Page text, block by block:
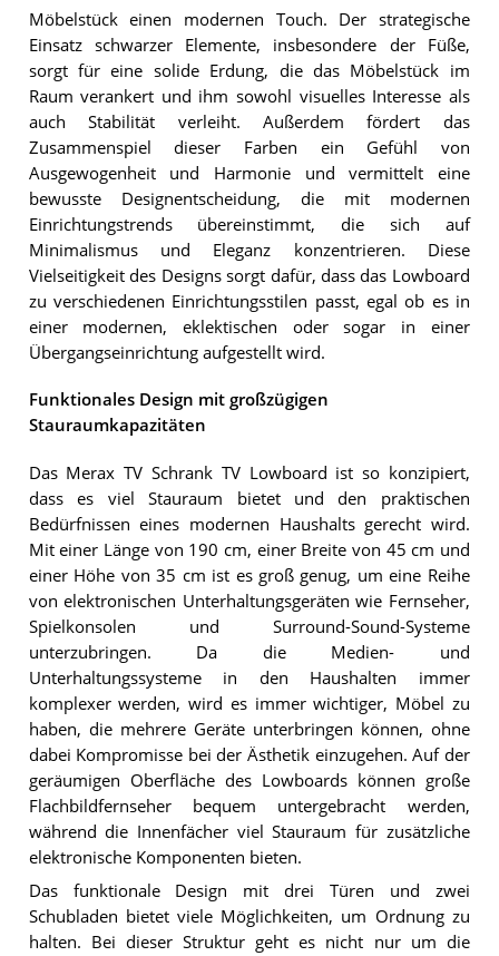
Möbelstück einen modernen Touch. Der strategische
Einsatz schwarzer Elemente, insbesondere der Füße,
sorgt für eine solide Erdung, die das Möbelstück im
Raum verankert und ihm sowohl visuelles Interesse als
auch Stabilität verleiht. Außerdem fördert das
Zusammenspiel dieser Farben ein Gefühl von
Ausgewogenheit und Harmonie und vermittelt eine
bewusste Designentscheidung, die mit modernen
Einrichtungstrends übereinstimmt, die sich auf
Minimalismus und Eleganz konzentrieren. Diese
Vielseitigkeit des Designs sorgt dafür, dass das Lowboard
zu verschiedenen Einrichtungsstilen passt, egal ob es in
einer modernen, eklektischen oder sogar in einer
Übergangseinrichtung aufgestellt wird.
Funktionales Design mit großzügigen
Stauraumkapazitäten
Das Merax TV Schrank TV Lowboard ist so konzipiert,
dass es viel Stauraum bietet und den praktischen
Bedürfnissen eines modernen Haushalts gerecht wird.
Mit einer Länge von 190 cm, einer Breite von 45 cm und
einer Höhe von 35 cm ist es groß genug, um eine Reihe
von elektronischen Unterhaltungsgeräten wie Fernseher,
Spielkonsolen und Surround-Sound-Systeme
unterzubringen. Da die Medien- und
Unterhaltungssysteme in den Haushalten immer
komplexer werden, wird es immer wichtiger, Möbel zu
haben, die mehrere Geräte unterbringen können, ohne
dabei Kompromisse bei der Ästhetik einzugehen. Auf der
geräumigen Oberfläche des Lowboards können große
Flachbildfernseher bequem untergebracht werden,
während die Innenfächer viel Stauraum für zusätzliche
elektronische Komponenten bieten.
Das funktionale Design mit drei Türen und zwei
Schubladen bietet viele Möglichkeiten, um Ordnung zu
halten. Bei dieser Struktur geht es nicht nur um die